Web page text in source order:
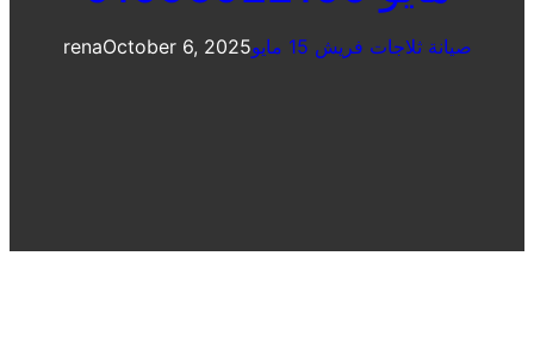
renaOctober 6, 2025 صيانة ثلاجات فريش 15 مايو